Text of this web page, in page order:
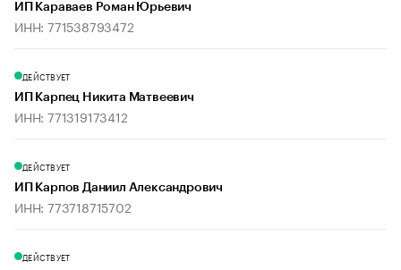
ИП Караваев Роман Юрьевич
ИНН: 771538793472
ДЕЙСТВУЕТ
ИП Карпец Никита Матвеевич
ИНН: 771319173412
ДЕЙСТВУЕТ
ИП Карпов Даниил Александрович
ИНН: 773718715702
ДЕЙСТВУЕТ